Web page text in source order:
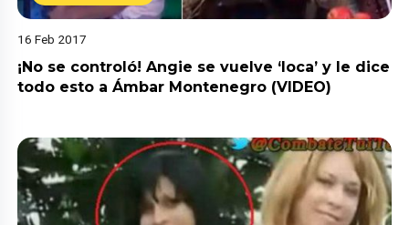
16 Feb 2017
¡No se controló! Angie se vuelve ‘loca’ y le dice
todo esto a Ámbar Montenegro (VIDEO)